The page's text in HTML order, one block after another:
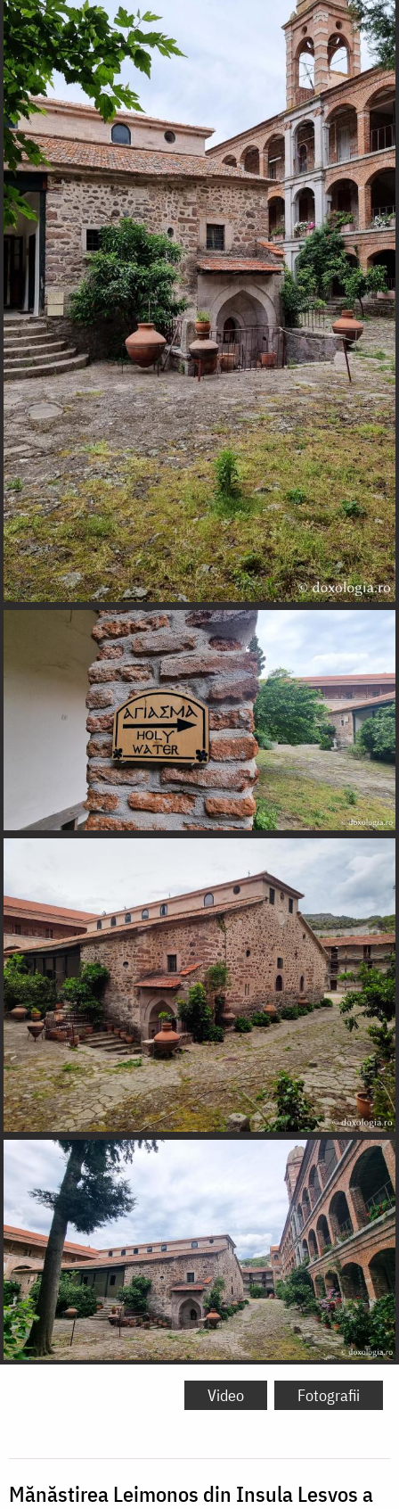
Video Fotografii
Mănăstirea Leimonos din Insula Lesvos a